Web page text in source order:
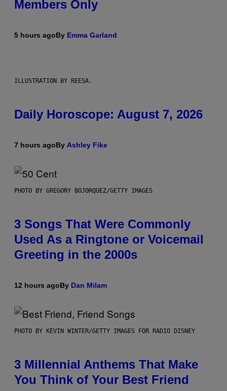
Members Only
5 hours agoBy Emma Garland
ILLUSTRATION BY REESA.
Daily Horoscope: August 7, 2026
7 hours agoBy Ashley Fike
PHOTO BY GREGORY BOJORQUEZ/GETTY IMAGES
3 Songs That Were Commonly
Used As a Ringtone or Voicemail
Greeting in the 2000s
12 hours agoBy Dan Milam
PHOTO BY KEVIN WINTER/GETTY IMAGES FOR RADIO DISNEY
3 Millennial Anthems That Make
You Think of Your Best Friend